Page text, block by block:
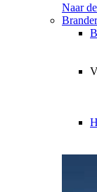
Naar